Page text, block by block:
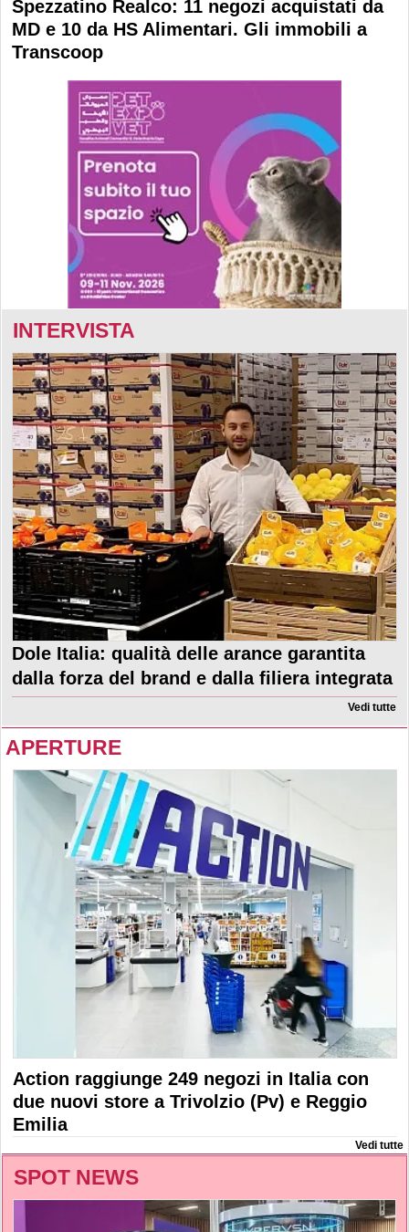
Spezzatino Realco: 11 negozi acquistati da
MD e 10 da HS Alimentari. Gli immobili a
Transcoop
INTERVISTA
Dole Italia: qualità delle arance garantita
dalla forza del brand e dalla filiera integrata
Vedi tutte
APERTURE
Action raggiunge 249 negozi in Italia con
due nuovi store a Trivolzio (Pv) e Reggio
Emilia
Vedi tutte
SPOT NEWS